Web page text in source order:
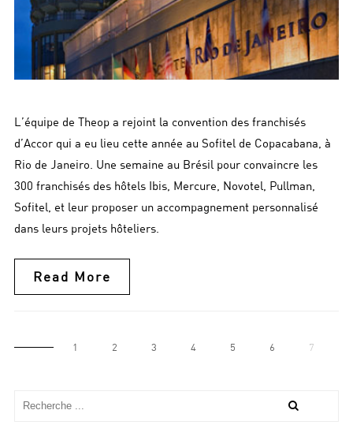
L’équipe de Theop a rejoint la convention des franchisés
d’Accor qui a eu lieu cette année au Sofitel de Copacabana, à
Rio de Janeiro. Une semaine au Brésil pour convaincre les
300 franchisés des hôtels Ibis, Mercure, Novotel, Pullman,
Sofitel, et leur proposer un accompagnement personnalisé
dans leurs projets hôteliers.
Read More
1 2 3 4 5 6 7